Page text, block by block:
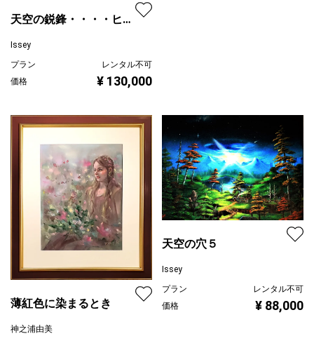
天空の鋭鋒・・・・ヒマ
Issey
プラン
レンタル不可
価格
¥ 130,000
薄紅色に染まるとき
神之浦由美
天空の穴５
Issey
プラン
レンタル不可
価格
¥ 88,000